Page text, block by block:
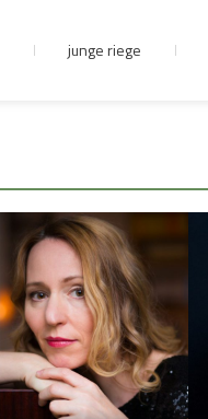
junge riege